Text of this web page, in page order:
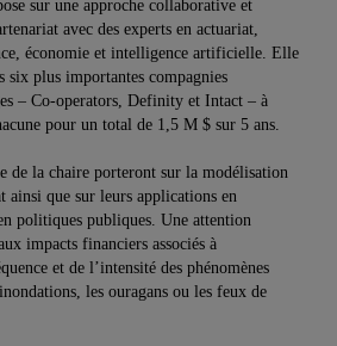
sur une approche collaborative et
avec des experts en actuariat,
économie et intelligence artificielle. Elle
six plus importantes compagnies
– Co‑operators, Definity et Intact – à
pour un total de 1,5 M $ sur 5 ans.
de la chaire porteront sur la modélisation
ainsi que sur leurs applications en
politiques publiques. Une attention
impacts financiers associés à
et de l’intensité des phénomènes
les ouragans ou les feux de